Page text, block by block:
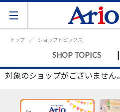
トップ ショップトピックス
SHOP TOPICS |
対象のショップがございません。